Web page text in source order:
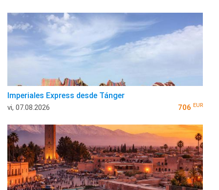
Imperiales Express desde Tánger
vi, 07.08.2026 706 EUR